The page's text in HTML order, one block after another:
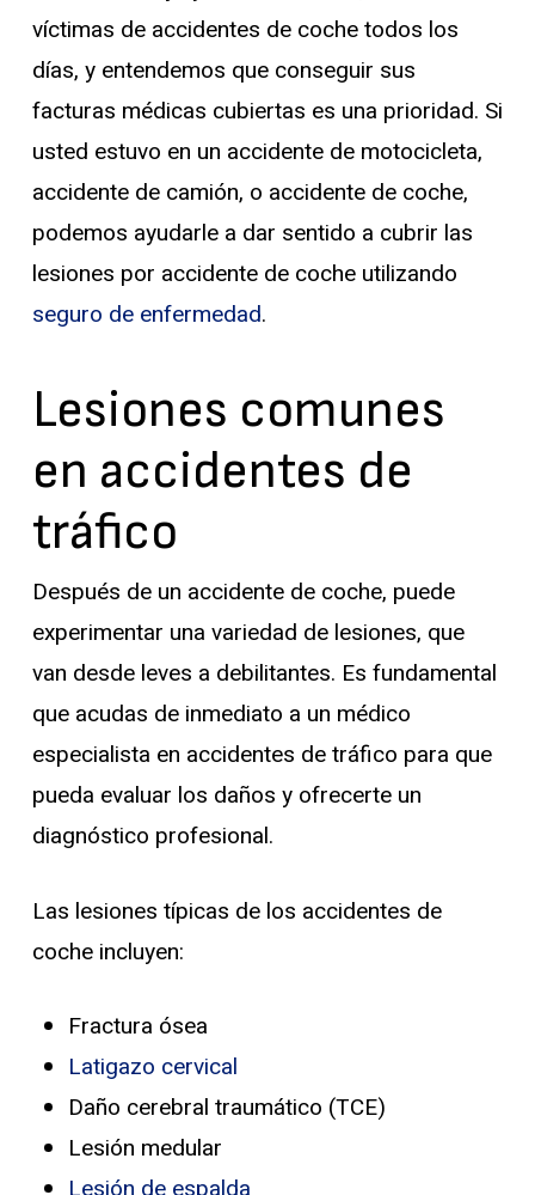
víctimas de accidentes de coche todos los
días, y entendemos que conseguir sus
facturas médicas cubiertas es una prioridad. Si
usted estuvo en un accidente de motocicleta,
accidente de camión, o accidente de coche,
podemos ayudarle a dar sentido a cubrir las
lesiones por accidente de coche utilizando
seguro de enfermedad.
Lesiones comunes
en accidentes de
tráfico
Después de un accidente de coche, puede
experimentar una variedad de lesiones, que
van desde leves a debilitantes. Es fundamental
que acudas de inmediato a un médico
especialista en accidentes de tráfico para que
pueda evaluar los daños y ofrecerte un
diagnóstico profesional.
Las lesiones típicas de los accidentes de
coche incluyen:
Fractura ósea
Latigazo cervical
Daño cerebral traumático (TCE)
Lesión medular